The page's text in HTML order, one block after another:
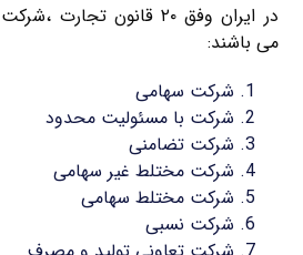
می باشند:
شرکت سهامی
شرکت با مسئولیت محدود
شرکت تضامنی
شرکت مختلط غیر سهامی
شرکت مختلط سهامی
شرکت نسبی